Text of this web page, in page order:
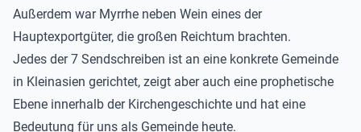
Außerdem war Myrrhe neben Wein eines der
Hauptexportgüter, die großen Reichtum brachten.
Jedes der 7 Sendschreiben ist an eine konkrete Gemeinde
in Kleinasien gerichtet, zeigt aber auch eine prophetische
Ebene innerhalb der Kirchengeschichte und hat eine
Bedeutung für uns als Gemeinde heute.